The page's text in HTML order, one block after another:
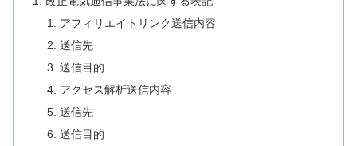
アフィリエイトリンク送信内容
送信先
送信目的
アクセス解析送信内容
送信先
送信目的